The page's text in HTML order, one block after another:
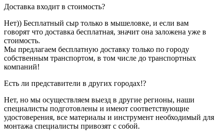
Доставка входит в стоимость?
Нет)) Бесплатный сыр только в мышеловке, и если вам
говорят что доставка бесплатная, значит она заложена уже в
стоимость.
Мы предлагаем бесплатную доставку только по городу
собственным транспортом, в том числе до транспортных
компаний!
Есть ли представители в других городах!?
Нет, но мы осуществляем выезд в другие регионы, наши
специалисты подготовлены и имеют соответствующие
удостоверения, все материалы и инструмент необходимый для
монтажа специалисты привозят с собой.